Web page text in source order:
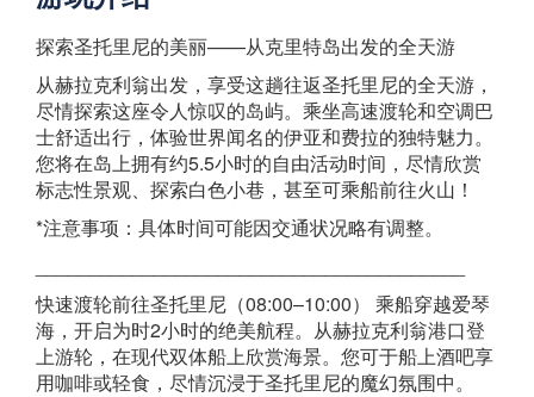
探索圣托里尼的美丽——从克里特岛出发的全天游
从赫拉克利翁出发，享受这趟往返圣托里尼的全天游，
尽情探索这座令人惊叹的岛屿。乘坐高速渡轮和空调巴
士舒适出行，体验世界闻名的伊亚和费拉的独特魅力。
您将在岛上拥有约5.5小时的自由活动时间，尽情欣赏
标志性景观、探索白色小巷，甚至可乘船前往火山！
*注意事项：具体时间可能因交通状况略有调整。
快速渡轮前往圣托里尼（08:00–10:00） 乘船穿越爱琴
海，开启为时2小时的绝美航程。从赫拉克利翁港口登
上游轮，在现代双体船上欣赏海景。您可于船上酒吧享
用咖啡或轻食，尽情沉浸于圣托里尼的魔幻氛围中。